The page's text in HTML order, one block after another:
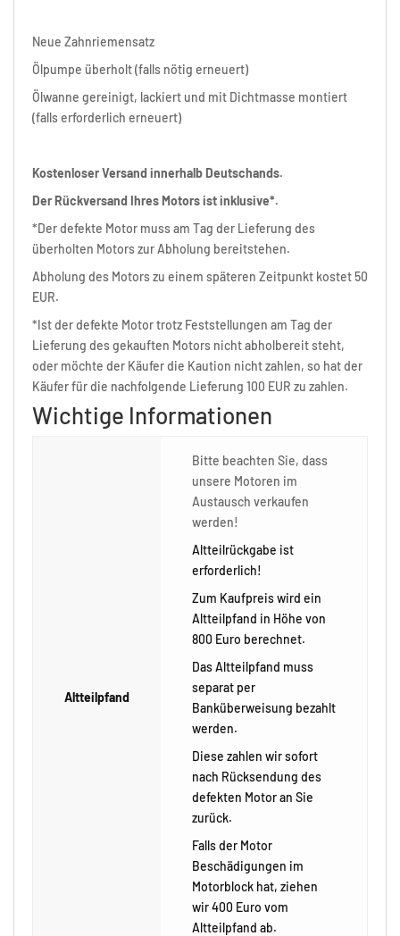
Neue Zahnriemensatz
Ölpumpe überholt (falls nötig erneuert)
Ölwanne gereinigt, lackiert und mit Dichtmasse montiert
(falls erforderlich erneuert)
Kostenloser Versand innerhalb Deutschands.
Der Rückversand Ihres Motors ist inklusive*.
*Der defekte Motor muss am Tag der Lieferung des
überholten Motors zur Abholung bereitstehen.
Abholung des Motors zu einem späteren Zeitpunkt kostet 50
EUR.
*Ist der defekte Motor trotz Feststellungen am Tag der
Lieferung des gekauften Motors nicht abholbereit steht,
oder möchte der Käufer die Kaution nicht zahlen, so hat der
Käufer für die nachfolgende Lieferung 100 EUR zu zahlen.
Wichtige Informationen
Altteilpfand
Bitte beachten Sie, dass
unsere Motoren im
Austausch verkaufen
werden!
Altteilrückgabe ist
erforderlich!
Zum Kaufpreis wird ein
Altteilpfand in Höhe von
800 Euro berechnet.
Das Altteilpfand muss
separat per
Banküberweisung bezahlt
werden.
Diese zahlen wir sofort
nach Rücksendung des
defekten Motor an Sie
zurück.
Falls der Motor
Beschädigungen im
Motorblock hat, ziehen
wir 400 Euro vom
Altteilpfand ab.